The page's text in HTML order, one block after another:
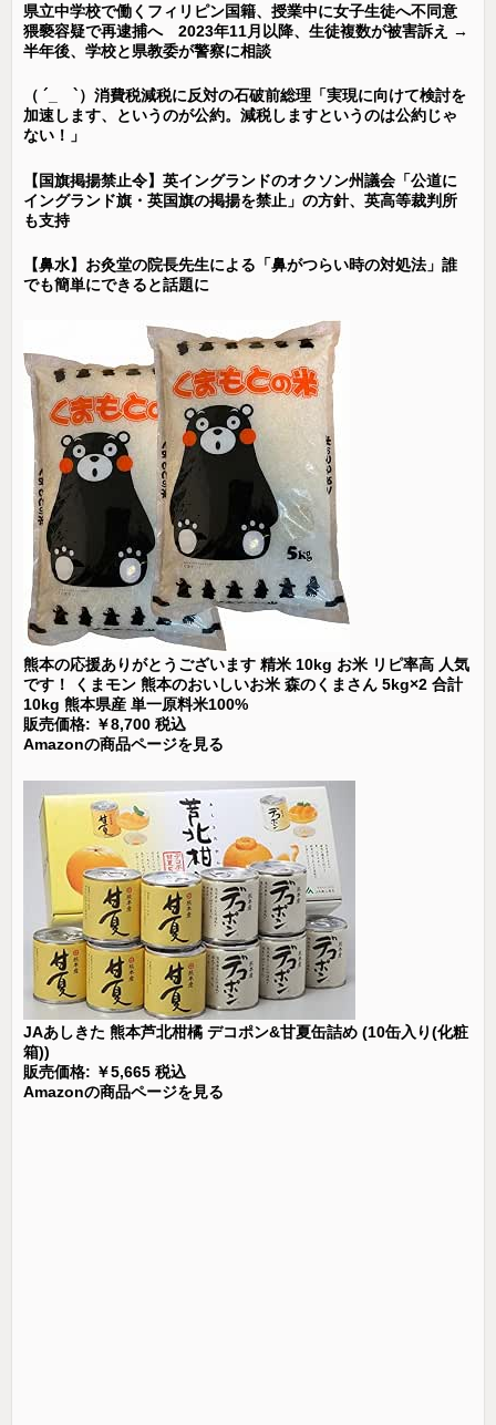
県立中学校で働くフィリピン国籍、授業中に女子生徒へ不同意
猥褻容疑で再逮捕へ 2023年11月以降、生徒複数が被害訴え →
半年後、学校と県教委が警察に相談
（ ´_ゝ`）消費税減税に反対の石破前総理「実現に向けて検討を
加速します、というのが公約。減税しますというのは公約じゃ
ない！」
【国旗掲揚禁止令】英イングランドのオクソン州議会「公道に
イングランド旗・英国旗の掲揚を禁止」の方針、英高等裁判所
も支持
【鼻水】お灸堂の院長先生による「鼻がつらい時の対処法」誰
でも簡単にできると話題に
熊本の応援ありがとうございます 精米 10kg お米 リピ率高 人気
です！ くまモン 熊本のおいしいお米 森のくまさん 5kg×2 合計
10kg 熊本県産 単一原料米100%
販売価格: ￥8,700 税込
Amazonの商品ページを見る
JAあしきた 熊本芦北柑橘 デコポン&甘夏缶詰め (10缶入り(化粧
箱))
販売価格: ￥5,665 税込
Amazonの商品ページを見る